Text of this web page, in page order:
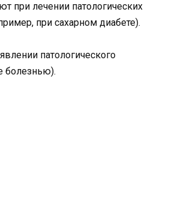
при лечении патологических
при сахарном диабете).
патологического
болезнью).